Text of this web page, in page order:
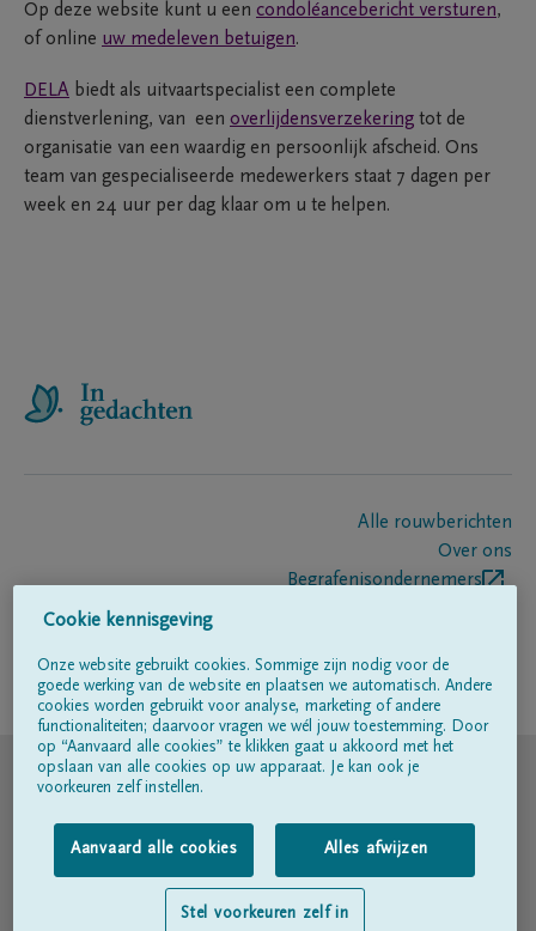
Op deze website kunt u een condoléancebericht versturen,
of online uw medeleven betuigen.
DELA biedt als uitvaartspecialist een complete
dienstverlening, van een overlijdensverzekering tot de
organisatie van een waardig en persoonlijk afscheid. Ons
team van gespecialiseerde medewerkers staat 7 dagen per
week en 24 uur per dag klaar om u te helpen.
Alle rouwberichten
Over ons
Begrafenisondernemers
Volg ons op
© DELA
Gebruiksvoorwaarden
Privacyverklaring
Toegankelijkheidsverklaring
Cookie kennisgeving
Onze website gebruikt cookies. Sommige zijn nodig voor de
goede werking van de website en plaatsen we automatisch. Andere
cookies worden gebruikt voor analyse, marketing of andere
functionaliteiten; daarvoor vragen we wél jouw toestemming. Door
op “Aanvaard alle cookies” te klikken gaat u akkoord met het
opslaan van alle cookies op uw apparaat. Je kan ook je
voorkeuren zelf instellen.
Aanvaard alle cookies Alles afwijzen
Stel voorkeuren zelf in